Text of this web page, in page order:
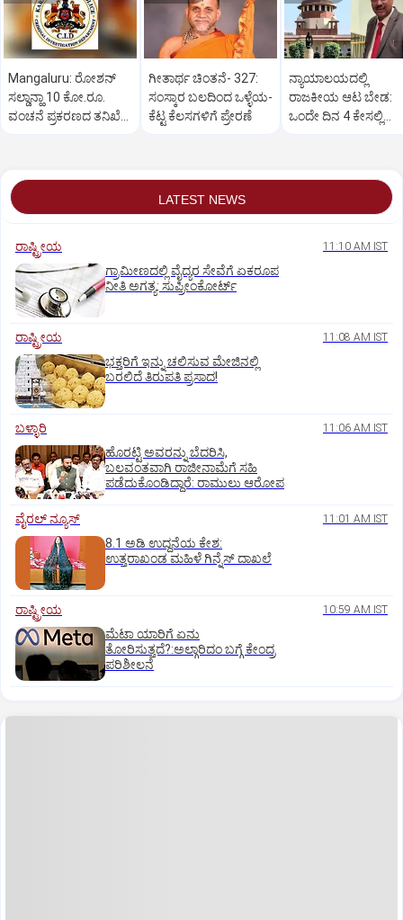
Mangaluru: ರೋಶನ್‌
ಸಲ್ಡಾನ್ಹಾ 10 ಕೋ.ರೂ.
ವಂಚನೆ ಪ್ರಕರಣದ ತನಿಖೆ
ಗೀತಾರ್ಥ ಚಿಂತನೆ- 327:
ಸಂಸ್ಕಾರ ಬಲದಿಂದ ಒಳ್ಳೆಯ-
ಕೆಟ್ಟ ಕೆಲಸಗಳಿಗೆ ಪ್ರೇರಣೆ
ನ್ಯಾಯಾಲಯದಲ್ಲಿ
ರಾಜಕೀಯ ಆಟ ಬೇಡ:
ಒಂದೇ ದಿನ 4 ಕೇಸಲ್ಲಿ
LATEST NEWS
ರಾಷ್ಟ್ರೀಯ 11:10 AM IST
ಗ್ರಾಮೀಣದಲ್ಲಿ ವೈದ್ಯರ ಸೇವೆಗೆ ಏಕರೂಪ
ನೀತಿ ಅಗತ್ಯ: ಸುಪ್ರೀಂಕೋರ್ಟ್‌
ರಾಷ್ಟ್ರೀಯ 11:08 AM IST
ಭಕ್ತರಿಗೆ ಇನ್ನು ಚಲಿಸುವ ಮೇಜಿನಲ್ಲಿ
ಬರಲಿದೆ ತಿರುಪತಿ ಪ್ರಸಾದ!
ಬಳ್ಳಾರಿ 11:06 AM IST
ಹೊರಟ್ಟಿ ಅವರನ್ನು ಬೆದರಿಸಿ,
ಬಲವಂತವಾಗಿ ರಾಜೀನಾಮೆಗೆ ಸಹಿ
ಪಡೆದುಕೊಂಡಿದ್ದಾರೆ: ರಾಮುಲು ಆರೋಪ
ವೈರಲ್ ನ್ಯೂಸ್ 11:01 AM IST
8.1 ಅಡಿ ಉದ್ದನೆಯ ಕೇಶ:
ಉತ್ತರಾಖಂಡ ಮಹಿಳೆ ಗಿನ್ನೆಸ್‌ ದಾಖಲೆ
ರಾಷ್ಟ್ರೀಯ 10:59 AM IST
ಮೆಟಾ ಯಾರಿಗೆ ಏನು
ತೋರಿಸುತ್ತದೆ?:ಅಲ್ಗಾರಿದಂ ಬಗ್ಗೆ ಕೇಂದ್ರ
ಪರಿಶೀಲನೆ